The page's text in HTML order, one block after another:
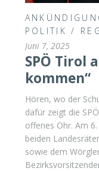
POLITIK /
Juni 7, 2025
SPÖ Tirol
kommen“
Hören, wo der
dafür zeigt die
offenes Ohr. Am
beiden
sowie dem